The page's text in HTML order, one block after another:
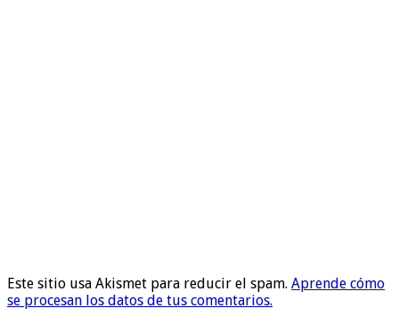
Este sitio usa Akismet para reducir el spam. Aprende cómo
se procesan los datos de tus comentarios.